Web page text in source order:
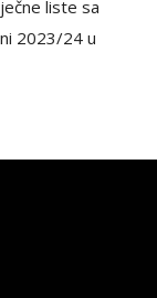
liste sa
2023/24 u